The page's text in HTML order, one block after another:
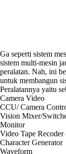
Ga seperti sistem
sistem multi-mesin
peralatan. Nah, ini
untuk membangun
Peralatannya yaitu
Camera Video
CCU/ Camera
Vision Mixer/
Monitor
Video Tape
Character Generator
Waveform